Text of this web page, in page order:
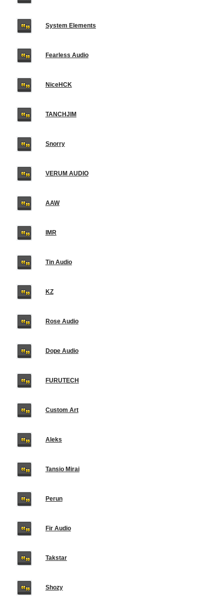
System Elements
Fearless Audio
NiceHCK
TANCHJIM
Snorry
VERUM AUDIO
AAW
IMR
Tin Audio
KZ
Rose Audio
Dope Audio
FURUTECH
Custom Art
Aleks
Tansio Mirai
Perun
Fir Audio
Takstar
Shozy